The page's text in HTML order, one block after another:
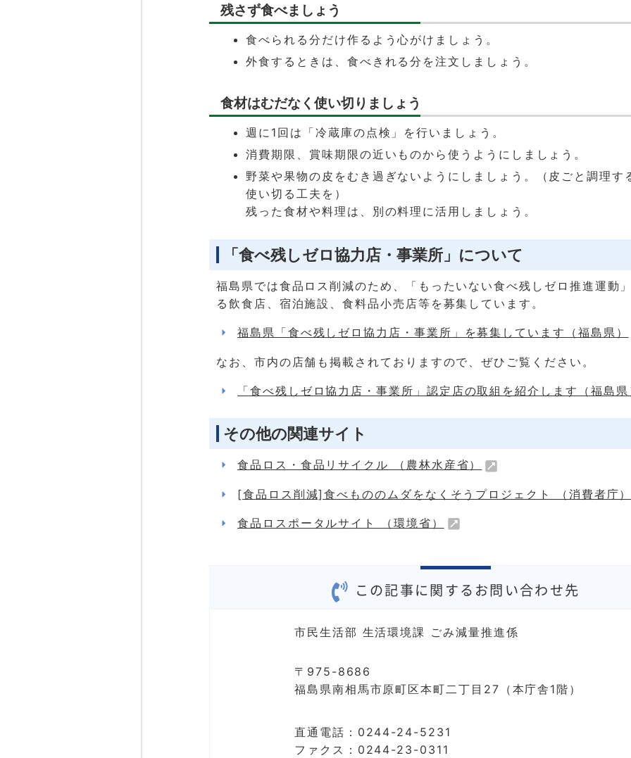
残さず食べましょう
食べられる分だけ作るよう心がけましょう。
外食するときは、食べきれる分を注文しましょう。
食材はむだなく使い切りましょう
週に1回は「冷蔵庫の点検」を行いましょう。
消費期限、賞味期限の近いものから使うようにしましょう。
野菜や果物の皮をむき過ぎないようにしましょう。（皮ごと調理す
使い切る工夫を）
残った食材や料理は、別の料理に活用しましょう。
「食べ残しゼロ協力店・事業所」について
福島県では食品ロス削減のため、「もったいない食べ残しゼロ推進運動
る飲食店、宿泊施設、食料品小売店等を募集しています。
福島県「食べ残しゼロ協力店・事業所」を募集しています（福島県）
なお、市内の店舗も掲載されておりますので、ぜひご覧ください。
「食べ残しゼロ協力店・事業所」認定店の取組を紹介します（福島
その他の関連サイト
食品ロス・食品リサイクル （農林水産省）
[食品ロス削減]食べもののムダをなくそうプロジェクト （消費者庁
食品ロスポータルサイト （環境省）
この記事に関するお問い合わせ先
市民生活部 生活環境課 ごみ減量推進係
〒975-8686
福島県南相馬市原町区本町二丁目27（本庁舎1階）
直通電話：0244-24-5231
ファクス：0244-23-0311